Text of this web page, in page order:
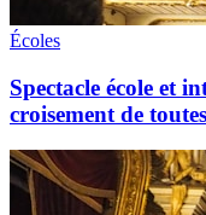
Écoles
Spectacle école et
croisement de